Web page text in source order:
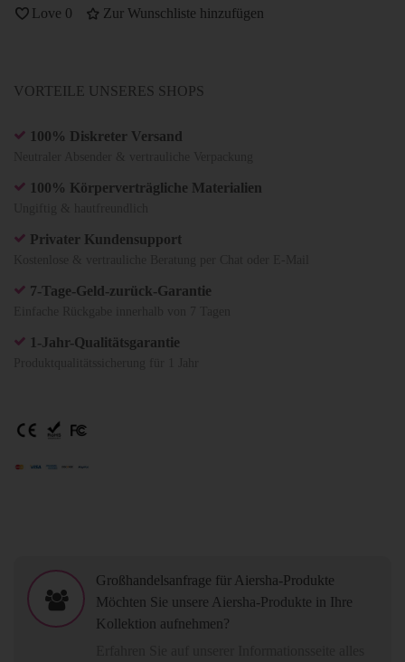
Love 0 Zur Wunschliste hinzufügen
VORTEILE UNSERES SHOPS
100% Diskreter Versand
100% Körperverträgliche Materialien
Privater Kundensupport
7-Tage-Geld-zurück-Garantie
1-Jahr-Qualitätsgarantie
Großhandelsanfrage für Aiersha-Produkte
Möchten Sie unsere Aiersha-Produkte in Ihre
Kollektion aufnehmen?